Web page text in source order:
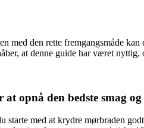
den rette fremgangsmåde
at denne guide har været
opnå den bedste smag og
starte med at krydre mørbraden